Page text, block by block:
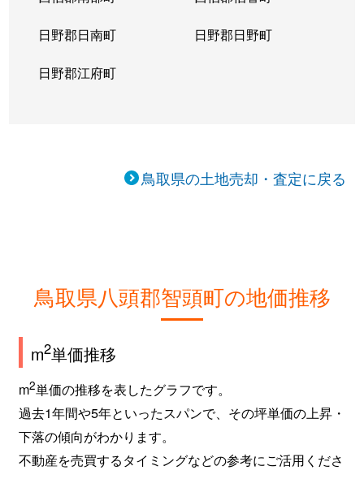
日野郡日南町 日野郡日野町
日野郡江府町
鳥取県の土地売却・査定に戻る
鳥取県八頭郡智頭町の地価推移
m2単価推移
m2単価の推移を表したグラフです。
過去1年間や5年といったスパンで、その坪単価の上昇・
下落の傾向がわかります。
不動産を売買するタイミングなどの参考にご活用くださ